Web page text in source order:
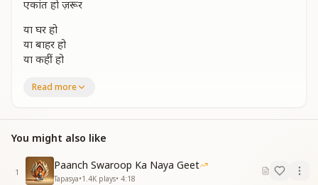
एकांत हो ज़रूर
या घर हो
या बाहर हो
या कहीं हो
हर हालत में
धैर्य रखो
अडिग रहो
मौन साधो
Read more
You might also like
1
Paanch Swaroop Ka Naya Geet
Tapasya•1.4K plays• 4:18